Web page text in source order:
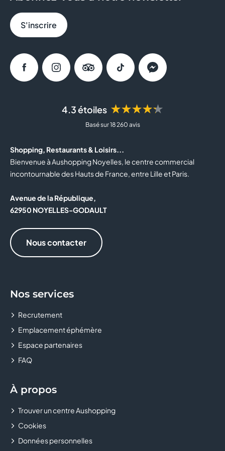
4.3 étoiles ★★★★★
Basé sur 18 260 avis
Shopping, Restaurants & Loisirs...
Bienvenue à Aushopping Noyelles, le centre commercial
incontournable des Hauts de France, entre Lille et Paris.
Avenue de la République,
62950 NOYELLES-GODAULT
Nous contacter
Nos services
Recrutement
Emplacement éphémère
Espace partenaires
FAQ
À propos
Trouver un centre Aushopping
Cookies
Données personnelles
S'inscrire
FacebookInstagramTripadvisorTiktok Messenger